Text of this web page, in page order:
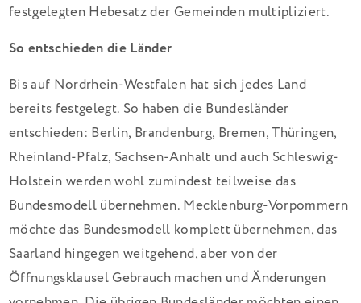
festgelegten Hebesatz der Gemeinden multipliziert.
So entschieden die Länder
Bis auf Nordrhein-Westfalen hat sich jedes Land
bereits festgelegt. So haben die Bundesländer
entschieden: Berlin, Brandenburg, Bremen, Thüringen,
Rheinland-Pfalz, Sachsen-Anhalt und auch Schleswig-
Holstein werden wohl zumindest teilweise das
Bundesmodell übernehmen. Mecklenburg-Vorpommern
möchte das Bundesmodell komplett übernehmen, das
Saarland hingegen weitgehend, aber von der
Öffnungsklausel Gebrauch machen und Änderungen